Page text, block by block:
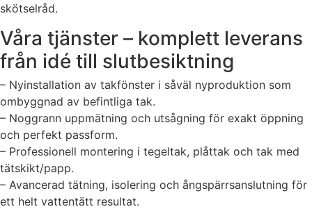
skötselråd.
Våra tjänster – komplett leverans
från idé till slutbesiktning
– Nyinstallation av takfönster i såväl nyproduktion som
ombyggnad av befintliga tak.
– Noggrann uppmätning och utsågning för exakt öppning
och perfekt passform.
– Professionell montering i tegeltak, plåttak och tak med
tätskikt/papp.
– Avancerad tätning, isolering och ångspärrsanslutning för
ett helt vattentätt resultat.